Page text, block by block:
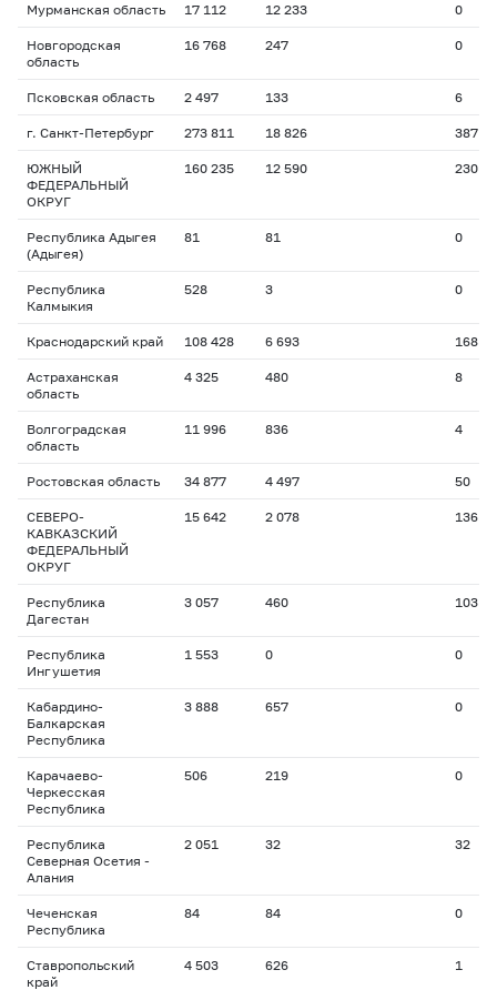
Мурманская область 17 112 12 233 0
Новгородская
область
16 768 247 0
Псковская область 2 497 133 6
г. Санкт-Петербург 273 811 18 826 387
ЮЖНЫЙ
ФЕДЕРАЛЬНЫЙ
ОКРУГ
160 235 12 590 230
Республика Адыгея
(Адыгея)
81 81 0
Республика
Калмыкия
528 3 0
Краснодарский край 108 428 6 693 168
Астраханская
область
4 325 480 8
Волгоградская
область
11 996 836 4
Ростовская область 34 877 4 497 50
СЕВЕРО-
КАВКАЗСКИЙ
ФЕДЕРАЛЬНЫЙ
ОКРУГ
15 642 2 078 136
Республика
Дагестан
3 057 460 103
Республика
Ингушетия
1 553 0 0
Кабардино-
Балкарская
Республика
3 888 657 0
Карачаево-
Черкесская
Республика
506 219 0
Республика
Северная Осетия -
Алания
2 051 32 32
Чеченская
Республика
84 84 0
Ставропольский
край
4 503 626 1